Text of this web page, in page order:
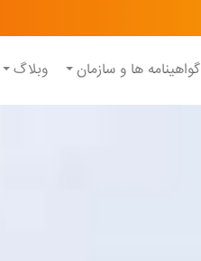
گواهینامه ها و سازمان وبلاگ